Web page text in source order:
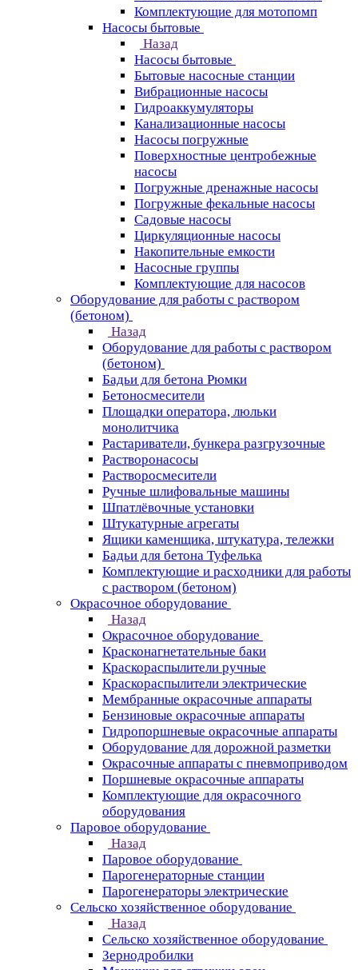
Комплектующие для мотопомп
Насосы бытовые
Назад
Насосы бытовые
Бытовые насосные станции
Вибрационные насосы
Гидроаккумуляторы
Канализационные насосы
Насосы погружные
Поверхностные центробежные
насосы
Погружные дренажные насосы
Погружные фекальные насосы
Садовые насосы
Циркуляционные насосы
Накопительные емкости
Насосные группы
Комплектующие для насосов
Оборудование для работы с раствором
(бетоном)
Назад
Оборудование для работы с раствором
(бетоном)
Бадьи для бетона Рюмки
Бетоносмесители
Площадки оператора, люльки
монолитчика
Растариватели, бункера разгрузочные
Растворонасосы
Растворосмесители
Ручные шлифовальные машины
Шпатлёвочные установки
Штукатурные агрегаты
Ящики каменщика, штукатура, тележки
Бадьи для бетона Туфелька
Комплектующие и расходники для работы
с раствором (бетоном)
Окрасочное оборудование
Назад
Окрасочное оборудование
Красконагнетательные баки
Краскораспылители ручные
Краскораспылители электрические
Мембранные окрасочные аппараты
Бензиновые окрасочные аппараты
Гидропоршневые окрасочные аппараты
Оборудование для дорожной разметки
Окрасочные аппараты с пневмоприводом
Поршневые окрасочные аппараты
Комплектующие для окрасочного
оборудования
Паровое оборудование
Назад
Паровое оборудование
Парогенераторные станции
Парогенераторы электрические
Сельско хозяйственное оборудование
Назад
Сельско хозяйственное оборудование
Зернодробилки